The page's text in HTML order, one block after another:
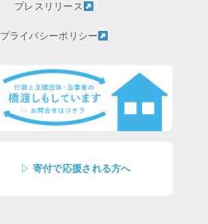
プレスリリース
プライバシーポリシー
▷ 寄付で応援される方へ